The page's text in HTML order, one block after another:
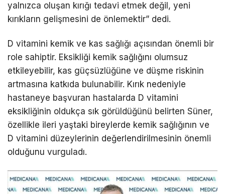
yalnızca oluşan kırığı tedavi etmek değil, yeni
kırıkların gelişmesini de önlemektir” dedi.
D vitamini kemik ve kas sağlığı açısından önemli bir
role sahiptir. Eksikliği kemik sağlığını olumsuz
etkileyebilir, kas güçsüzlüğüne ve düşme riskinin
artmasına katkıda bulunabilir. Kırık nedeniyle
hastaneye başvuran hastalarda D vitamini
eksikliğinin oldukça sık görüldüğünü belirten Süner,
özellikle ileri yaştaki bireylerde kemik sağlığının ve
D vitamini düzeylerinin değerlendirilmesinin önemli
olduğunu vurguladı.